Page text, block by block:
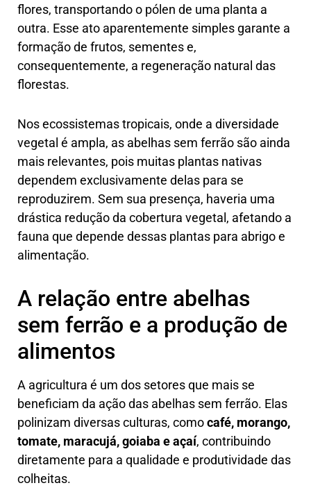
flores, transportando o pólen de uma planta a
outra. Esse ato aparentemente simples garante a
formação de frutos, sementes e,
consequentemente, a regeneração natural das
florestas.
Nos ecossistemas tropicais, onde a diversidade
vegetal é ampla, as abelhas sem ferrão são ainda
mais relevantes, pois muitas plantas nativas
dependem exclusivamente delas para se
reproduzirem. Sem sua presença, haveria uma
drástica redução da cobertura vegetal, afetando a
fauna que depende dessas plantas para abrigo e
alimentação.
A relação entre abelhas
sem ferrão e a produção de
alimentos
A agricultura é um dos setores que mais se
beneficiam da ação das abelhas sem ferrão. Elas
polinizam diversas culturas, comocafé, morango,
tomate, maracujá, goiaba e açaí, contribuindo
diretamente para a qualidade e produtividade das
colheitas.